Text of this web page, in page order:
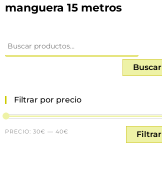
manguera 15 metros
Buscar
Filtrar por precio
Filtrar
PRECIO: 30€ — 40€